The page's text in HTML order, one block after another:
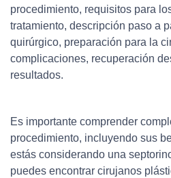
procedimiento, requisitos para
tratamiento, descripción paso a
quirúrgico, preparación para la
complicaciones, recuperación
resultados.
Es importante comprender
procedimiento, incluyendo sus
estás considerando una
puedes encontrar cirujanos